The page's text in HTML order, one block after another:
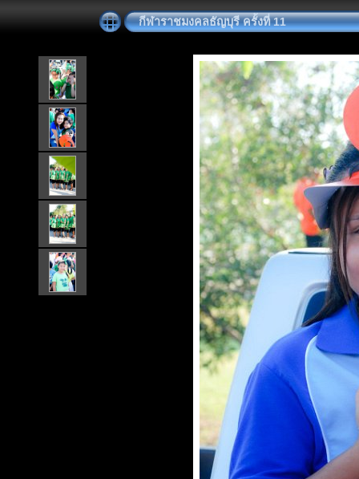
กีฬาราชมงคลธัญบุรี ครั้งที่ 11